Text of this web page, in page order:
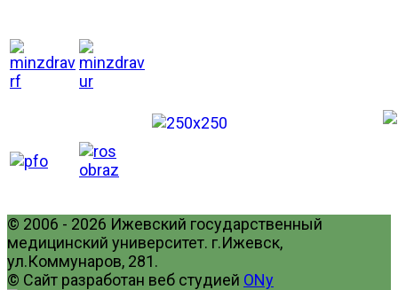
© 2006 - 2026 Ижевский государственный
медицинский университет. г.Ижевск,
ул.Коммунаров, 281.
© Сайт разработан веб студией ONy